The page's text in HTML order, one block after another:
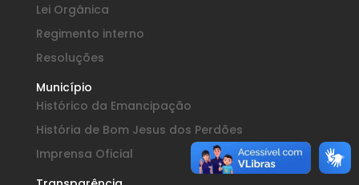
Lei Orgânica
Regimento interno
Resoluções
Município
Histórico da Emancipação
História de Bom Jesus dos Perdões
Imprensa Oficial